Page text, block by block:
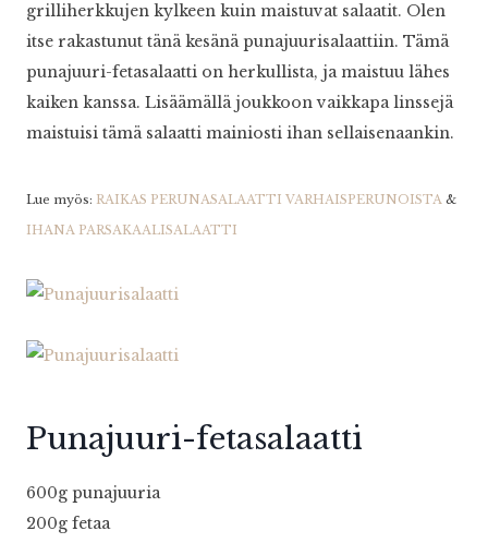
grilliherkkujen kylkeen kuin maistuvat salaatit. Olen
itse rakastunut tänä kesänä punajuurisalaattiin. Tämä
punajuuri-fetasalaatti on herkullista, ja maistuu lähes
kaiken kanssa. Lisäämällä joukkoon vaikkapa linssejä
maistuisi tämä salaatti mainiosti ihan sellaisenaankin.
Lue myös: RAIKAS PERUNASALAATTI VARHAISPERUNOISTA &
IHANA PARSAKAALISALAATTI
Punajuuri-fetasalaatti
600g punajuuria
200g fetaa